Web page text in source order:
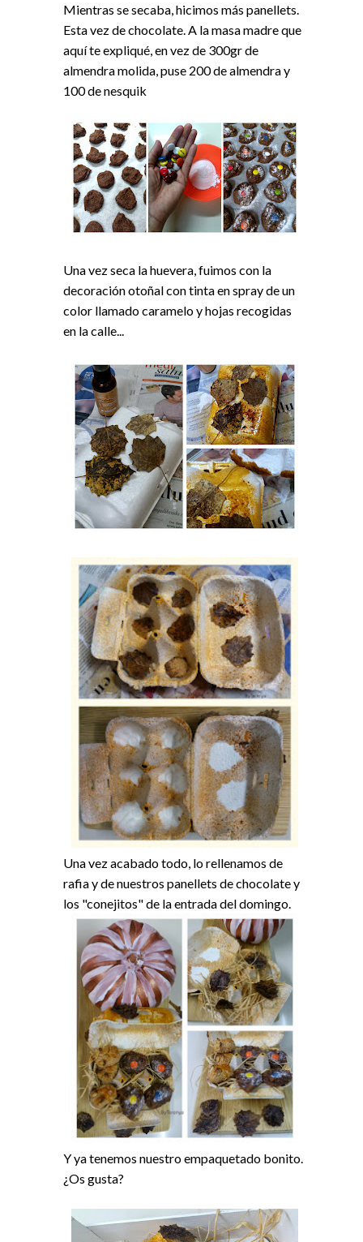
Mientras se secaba, hicimos más panellets.
Esta vez de chocolate. A la masa madre que
aquí te expliqué , en vez de 300gr de
almendra molida, puse 200 de almendra y
100 de nesquik
Una vez seca la huevera, fuimos con la
decoración otoñal con tinta en spray de un
color llamado caramelo y hojas recogidas
en la calle...
Una vez acabado todo, lo rellenamos de
rafia y de nuestros panellets de chocolate y
los "conejitos" de laentrada del domingo
Y ya tenemos nuestro empaquetado bonito.
¿Os gusta?